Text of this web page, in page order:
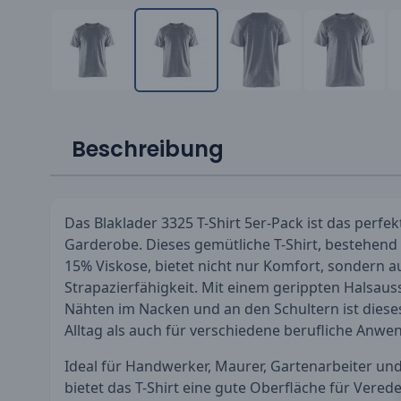
Beschreibung
Das Blaklader 3325 T-Shirt 5er-Pack ist das
Garderobe. Dieses gemütliche T-Shirt,
15% Viskose, bietet nicht nur Komfort, sondern
Strapazierfähigkeit. Mit einem gerippten
Nähten im Nacken und an den Schultern ist
Alltag als auch für verschiedene berufliche
Ideal für Handwerker, Maurer, Gartenarbeiter
bietet das T-Shirt eine gute Oberfläche für